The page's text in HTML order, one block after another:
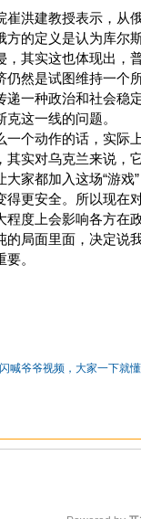
洪建教授表示，从
的定义是认为库尔
其实这也体现出，
然是试图维持一个
一种政治和社会稳
这一线的问题。
个动作的话，实际
实对乌克兰来说，
家都加入这场“游戏
更安全。所以现在
度上会影响各方在
局面里面，决定说
。
喊爷爷视频，大家一下就